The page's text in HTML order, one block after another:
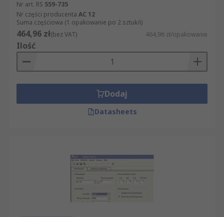
Nr art. RS 559-735
Nr części producenta AC 12
Suma częściowa (1 opakowanie po 2 sztuk/i)
464,96 zł(bez VAT) 464,96 zł/opakowanie
Ilość
Dodaj
Datasheets